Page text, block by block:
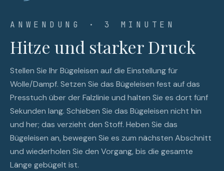
ANWENDUNG · 3 MINUTEN
Hitze und starker Druck
Stellen Sie Ihr Bügeleisen auf die Einstellung für
Wolle/Dampf. Setzen Sie das Bügeleisen fest auf das
Presstuch über der Falzlinie und halten Sie es dort fünf
Sekunden lang. Schieben Sie das Bügeleisen nicht hin
und her; das verzieht den Stoff. Heben Sie das
Bügeleisen an, bewegen Sie es zum nächsten Abschnitt
und wiederholen Sie den Vorgang, bis die gesamte
Länge gebügelt ist.